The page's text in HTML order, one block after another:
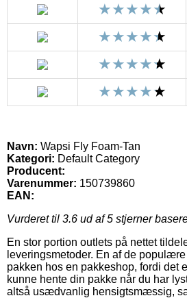
Navn: Wapsi Fly Foam-Tan
Kategori: Default Category
Producent:
Varenummer: 150739860
EAN:
Vurderet til 3.6 ud af 5 stjerner
En stor portion outlets på nettet
leveringsmetoder. En af de
pakken hos en pakkeshop, fordi det
kunne hente din pakke når du har
altså usædvanlig hensigtsmæssig,